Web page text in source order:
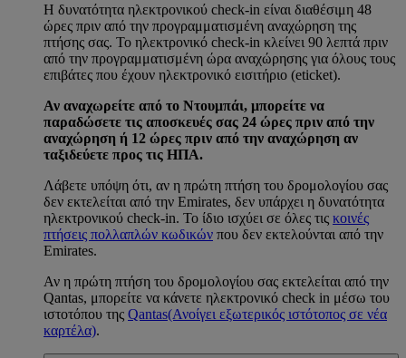
Η δυνατότητα ηλεκτρονικού check-in είναι διαθέσιμη 48
ώρες πριν από την προγραμματισμένη αναχώρηση της
πτήσης σας. Το ηλεκτρονικό check-in κλείνει 90 λεπτά πριν
από την προγραμματισμένη ώρα αναχώρησης για όλους τους
επιβάτες που έχουν ηλεκτρονικό εισιτήριο (eticket).
Αν αναχωρείτε από το Ντουμπάι, μπορείτε να
παραδώσετε τις αποσκευές σας 24 ώρες πριν από την
αναχώρηση ή 12 ώρες πριν από την αναχώρηση αν
ταξιδεύετε προς τις ΗΠΑ.
Λάβετε υπόψη ότι, αν η πρώτη πτήση του δρομολογίου σας
δεν εκτελείται από την Emirates, δεν υπάρχει η δυνατότητα
ηλεκτρονικού check-in. Το ίδιο ισχύει σε όλες τις κοινές
πτήσεις πολλαπλών κωδικών που δεν εκτελούνται από την
Emirates.
Αν η πρώτη πτήση του δρομολογίου σας εκτελείται από την
Qantas, μπορείτε να κάνετε ηλεκτρονικό check in μέσω του
ιστοτόπου της Qantas(Ανοίγει εξωτερικός ιστότοπος σε νέα
καρτέλα).